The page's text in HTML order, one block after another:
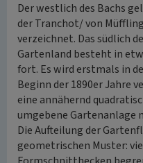
Der westlich des Bachs
der Tranchot/ von
verzeichnet. Das südlich
Gartenland besteht in
fort. Es wird erstmals in
Beginn der 1890er Jahre
eine annähernd
umgebene Gartenanlage
Die Aufteilung der
geometrischen Muster: